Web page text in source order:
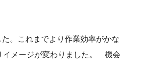
。これまでより作業効率がかな
イメージが変わりました。 機会